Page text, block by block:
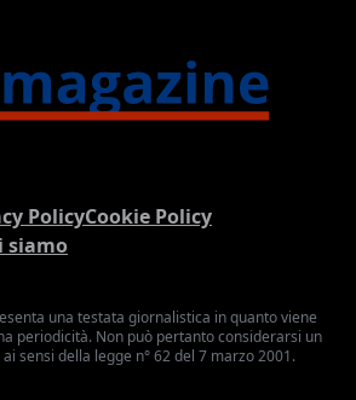
PolicyCookie Policy
siamo
una testata giornalistica in quanto viene
periodicità. Non può pertanto considerarsi un
sensi della legge n° 62 del 7 marzo 2001.